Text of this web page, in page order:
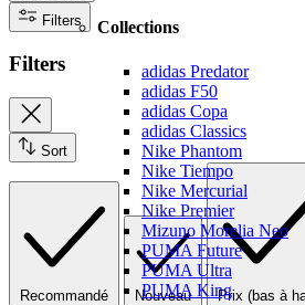
Collections
adidas Predator
adidas F50
adidas Copa
adidas Classics
Nike Phantom
Nike Tiempo
Nike Mercurial
Nike Premier
Mizuno Morelia Neo
PUMA Future
PUMA Ultra
PUMA King
Filters
Filters
Sort
Recommandé Nouveau Prix (bas à